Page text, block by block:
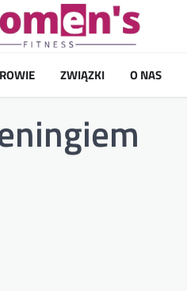
ZWIĄZKI O NAS